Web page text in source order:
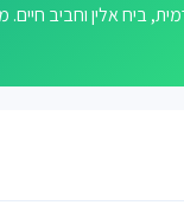
ביח אלין וחביב